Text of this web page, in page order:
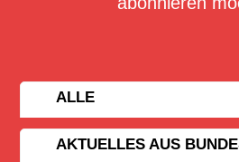
ALLE
AKTUELLES AUS